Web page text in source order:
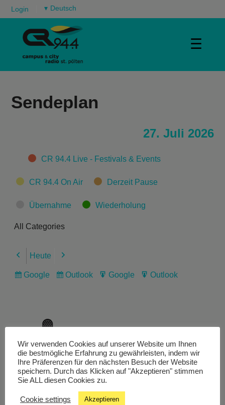
Login ▾
☰
Sendeplan
27. Juli 2026
CategoriesCR 94.4 Live - Festivals & Events
CR 94.4 On Air Derzeit Pause
Übernahme Wiederholung
All Categories
Previous
Heute Next
Subscribe
Google
Subscribe
Outlook
Export
Google
Export
Outlook
Livestream
Studiochat
Wir verwenden Cookies auf unserer Website um Ihnen
die bestmögliche Erfahrung zu gewährleisten, indem wir
Ihre Präferenzen für den nächsten Besuch der Website
speichern. Durch das Klicken auf "Akzeptieren" stimmen
Sie ALL diesen Cookies zu.
Cookie settings Akzeptieren